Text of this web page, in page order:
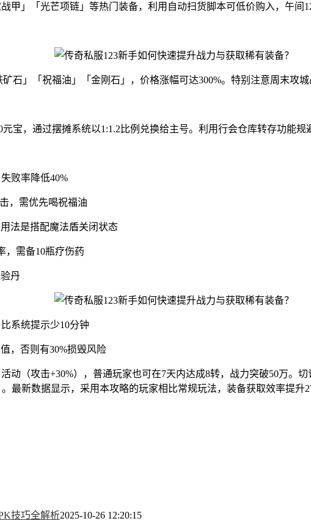
甲」「光芒项链」等热门装备，利用自动扫货脚本可低价购入，午间
石」「祝福油」「金刚石」，价格涨幅可达300%。特别注意周末攻城
宝，通过摆摊系统以1:1.2比例兑换给主号。利用行会仓库转存功能规
败率降低40%
，需优先喝祝福油
法是搭配魔法盾关闭状态
，需备10瓶疗伤药
丹
系统提示少10分钟
，否则有30%损毁风险
动（攻击+30%），普通玩家也可在7天内达成8转，战力突破50万。
最新数据显示，采用本攻略的玩家相比常规玩法，装备获取效率提
技巧全解析2025-10-26 12:20:15